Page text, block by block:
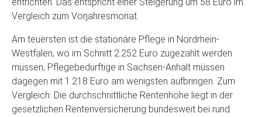
Vergleich zum Vorjahresmonat.
Am teuersten ist die stationäre Pflege in Nordrhein-
Westfalen, wo im Schnitt 2.252 Euro zugezahlt werden
müssen; Pflegebedürftige in Sachsen-Anhalt müssen
dagegen mit 1.218 Euro am wenigsten aufbringen. Zum
Vergleich: Die durchschnittliche Rentenhöhe liegt in der
gesetzlichen Rentenversicherung bundesweit bei rund